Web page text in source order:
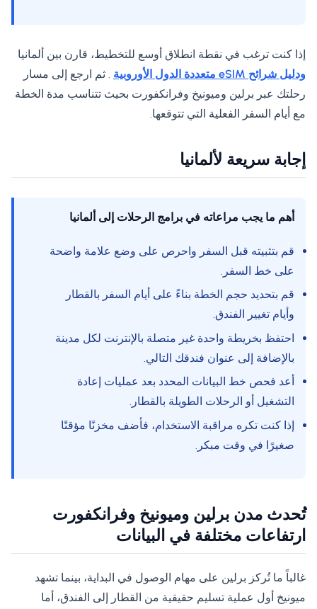
إذا كنت ترغب في نقطة انطلاق أوسع للتخطيط، قارن بين ألمانيا
ودليل شرائح eSIM متعددة الدول الأوروبية
. ثم ارجع إلى مسار
رحلتك عبر برلين وميونيخ وفرانكفورت بحيث تتناسب مدة الخطة
مع أيام السفر الفعلية التي تتوقعها.
إجابة سريعة لألمانيا
أهم ما يجب مراعاته في برامج الرحلات إلى ألمانيا
قم بتثبيته قبل السفر واحرص على وضع علامة واضحة
على خط السفر.
قم بتحديد حجم الخطة بناءً على أيام السفر بالقطار
وأيام تغيير الفندق.
احتفظ بخريطة واحدة غير متصلة بالإنترنت لكل مدينة
بالإضافة إلى عنوان فندقك التالي.
أعد فحص خط البيانات المحدد بعد عمليات إعادة
التشغيل أو الرحلات الطويلة بالقطار.
إذا كنت تكره مراقبة الاستخدام، فأضف مخزنًا مؤقتًا
صغيرًا في وقت مبكر.
تُحدث مدن برلين وميونيخ وفرانكفورت
ارتفاعات مختلفة في البيانات
غالباً ما تُركز برلين على مهام الوصول في البداية، بينما تشهد
ميونيخ أول عملية تسليم حقيقية من القطار إلى الفندق، أما